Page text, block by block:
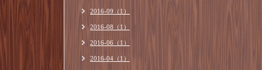
2016-09（1）
2016-08（1）
2016-06（1）
2016-04（1）